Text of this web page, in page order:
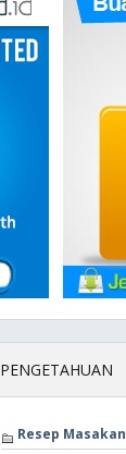
PENGETAHUAN
Resep Masakan